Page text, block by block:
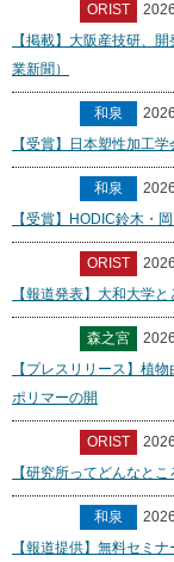
ORIST
【掲載】大阪産技研、
業新聞）
和泉
【受賞】日本塑性加工
和泉
【受賞】HODIC鈴木・
ORIST
【報道発表】大和大学
森之宮
【プレスリリース】植
ポリマーの開
ORIST
【研究所ってどんなと
和泉
【報道提供】無料セミ